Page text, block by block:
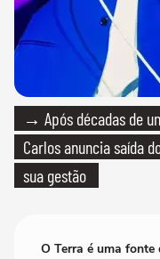
→ Após décadas de
Carlos anuncia saída
sua gestão
O Terra é uma